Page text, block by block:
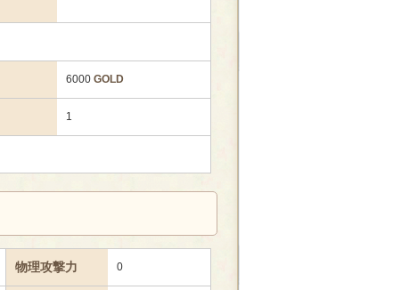
6000 GOLD
1
物理攻撃力 0